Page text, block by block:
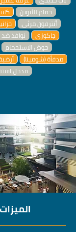
حمام للأبوين
أنترفون مرئي
نوافذ ضد
جاكوزي
حوض الاستحمام
مدفأة (شومينا)
مدخل